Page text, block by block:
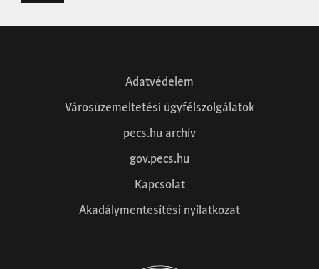
Adatvédelem
Városüzemeltetési ügyfélszolgálatok
pecs.hu archív
gov.pecs.hu
Kapcsolat
Akadálymentesítési nyilatkozat